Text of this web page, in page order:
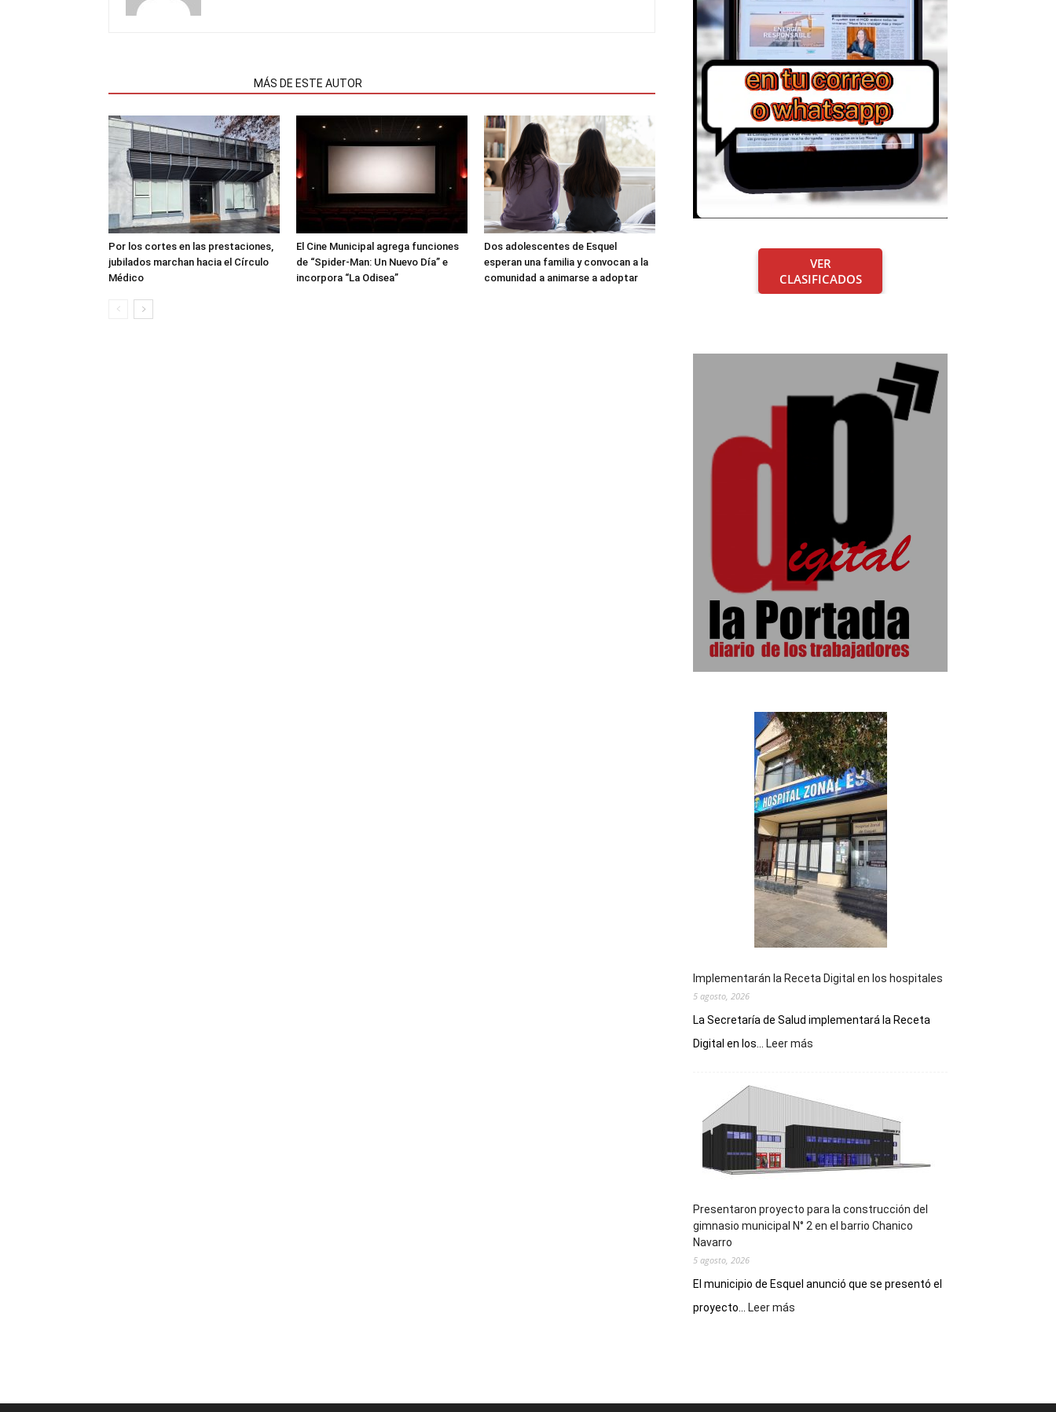
MÁS DE ESTE AUTOR
Por los cortes en las prestaciones,
jubilados marchan hacia el Círculo
Médico
El Cine Municipal agrega funciones
de “Spider-Man: Un Nuevo Día” e
incorpora “La Odisea”
Dos adolescentes de Esquel
esperan una familia y convocan a la
comunidad a animarse a adoptar
VER
CLASIFICADOS
Implementarán la Receta Digital en los hospitales
5 agosto, 2026
La Secretaría de Salud implementará la Receta
Digital en los...
Leer más
Digital
en
los
hospitales
Presentaron proyecto para la construcción del
gimnasio municipal N° 2 en el barrio Chanico
Navarro
5 agosto, 2026
El municipio de Esquel anunció que se presentó el
proyecto...
Leer más
del